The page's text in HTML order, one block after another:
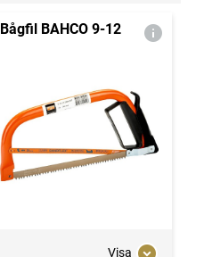
Bågfil BAHCO 9-12
Visa